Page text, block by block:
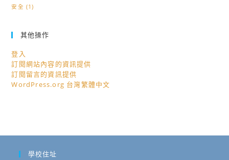
安全 (1)
其他操作
登入
訂閱網站內容的資訊提供
訂閱留言的資訊提供
WordPress.org 台灣繁體中文
學校住址